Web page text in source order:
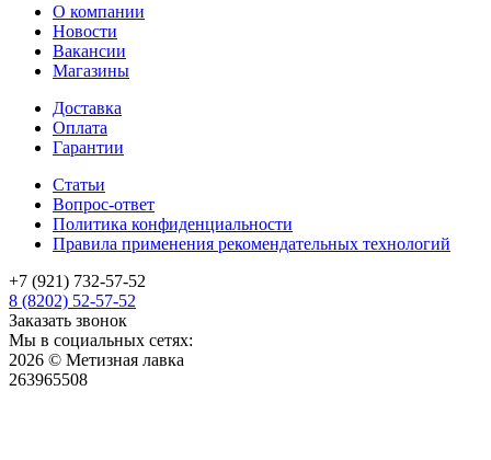
О компании
Новости
Вакансии
Магазины
Доставка
Оплата
Гарантии
Статьи
Вопрос-ответ
Политика конфиденциальности
Правила применения рекомендательных технологий
+7 (921) 732-57-52
8 (8202) 52-57-52
Заказать звонок
Мы в социальных сетях:
2026 © Метизная лавка
263965508